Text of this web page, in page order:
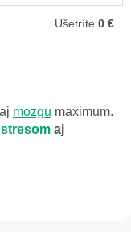
Ušetríte 0 €
mozgu maximum.
stresom aj